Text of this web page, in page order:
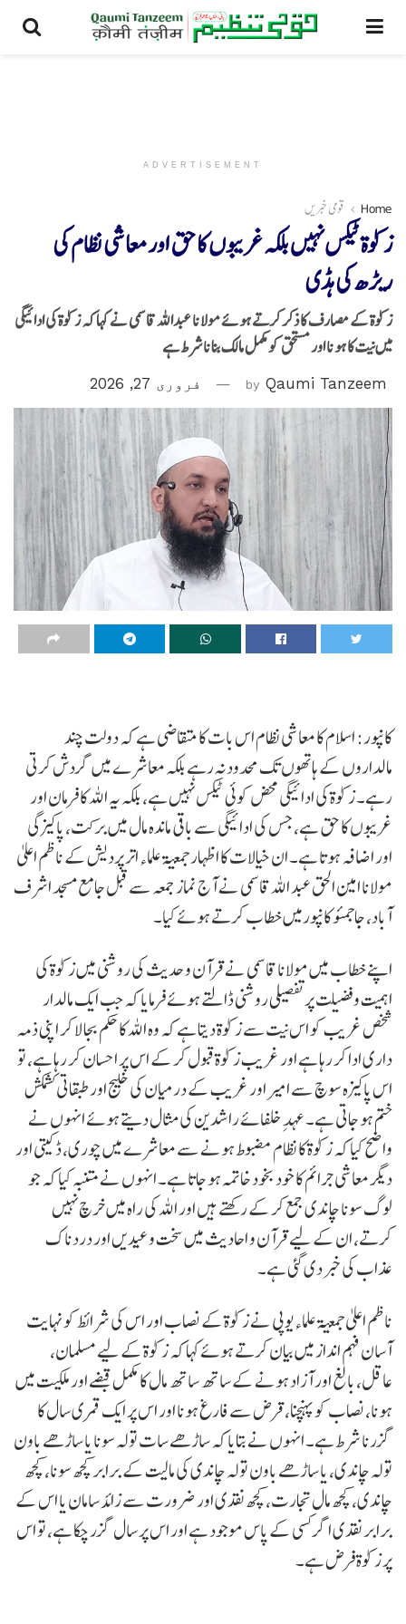
ADVERTISEMENT
Home قومی خبریں
زکوٰۃ ٹیکس نہیں بلکہ غریبوں کا حق اور معاشی نظام کی
ریڑھ کی ہڈی
زکوٰۃ کے مصارف کا ذکر کرتے ہوئے مولانا عبداللہ قاسمی نے کہا کہ زکوٰۃ کی ادائیگی
میں نیت کا ہونا اور مستحق کو مکمل مالک بنانا شرط ہے
by Qaumi Tanzeem فروری 27, 2026
کانپور: اسلام کا معاشی نظام اس بات کا متقاضی ہے کہ دولت چند
مالداروں کے ہاتھوں تک محدود نہ رہے بلکہ معاشرے میں گردش کرتی
رہے۔ زکوٰۃ کی ادائیگی محض کوئی ٹیکس نہیں ہے، بلکہ یہ اللہ کا فرمان اور
غریبوں کا حق ہے، جس کی ادائیگی سے باقی ماندہ مال میں برکت، پاکیزگی
اور اضافہ ہوتا ہے۔ ان خیالات کا اظہار جمعیۃ علماء اتر پردیش کے ناظم اعلیٰ
مولانا امین الحق عبد اللہ قاسمی نے آج نماز جمعہ سے قبل جامع مسجد اشرف
آباد، جاجمئو کانپورمیں خطاب کرتے ہوئے کیا۔
اپنے خطاب میں مولانا قاسمی نے قرآن و حدیث کی روشنی میں زکوٰۃ کی
اہمیت و فضیلت پر تفصیلی روشنی ڈالتے ہوئے فرمایا کہ جب ایک مالدار
شخص غریب کو اس نیت سے زکوٰۃ دیتا ہے کہ وہ اللہ کا حکم بجا لا کر اپنی ذمہ
داری ادا کر رہا ہے اور غریب زکوٰۃ قبول کر کے اس پر احسان کر رہا ہے، تو
اس پاکیزہ سوچ سے امیر اور غریب کے درمیان کی خلیج اور طبقاتی کشمکش
ختم ہو جاتی ہے۔ عہدِ خلفائے راشدین کی مثال دیتے ہوئے انہوں نے
واضح کیا کہ زکوٰۃ کا نظام مضبوط ہونے سے معاشرے میں چوری، ڈکیتی اور
دیگر معاشی جرائم کا خود بخود خاتمہ ہو جاتا ہے۔ انہوں نے متنبہ کیا کہ جو
لوگ سونا چاندی جمع کر کے رکھتے ہیں اور اللہ کی راہ میں خرچ نہیں
کرتے، ان کے لیے قرآن و احادیث میں سخت وعیدیں اور دردناک
عذاب کی خبر دی گئی ہے۔
ناظم اعلیٰ جمعیۃ علماء یوپی نے زکوٰۃ کے نصاب اور اس کی شرائط کو نہایت
آسان فہم انداز میں بیان کرتے ہوئے کہا کہ زکوٰۃ کے لیے مسلمان،
عاقل، بالغ اور آزاد ہونے کے ساتھ ساتھ مال کا مکمل قبضے اور ملکیت میں
ہونا، نصاب کو پہنچنا، قرض سے فارغ ہونا اور اس پر ایک قمری سال کا
گزرنا شرط ہے۔ انہوں نے بتایا کہ ساڑھے سات تولہ سونا یا ساڑھے باون
تولہ چاندی، یا ساڑھے باون تولہ چاندی کی مالیت کے برابر کچھ سونا، کچھ
چاندی، کچھ مال تجارت، کچھ نقدی اور ضرورت سے زائد سامان یا اس کے
برابر نقدی اگر کسی کے پاس موجود ہے اور اس پر سال گزر چکا ہے، تو اس
پر زکوٰۃ فرض ہے۔